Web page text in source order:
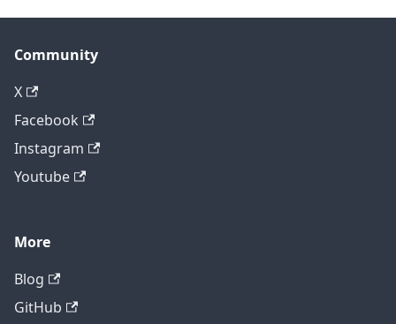
Community
X
Facebook
Instagram
Youtube
More
Blog
GitHub